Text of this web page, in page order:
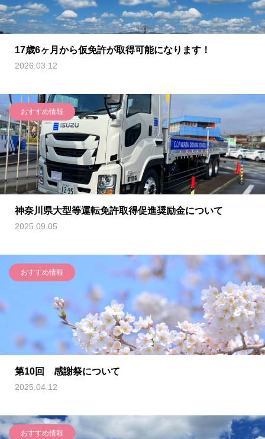
17歳6ヶ月から仮免許が取得可能になります！
2026.03.12
おすすめ情報
神奈川県大型等運転免許取得促進奨励金について
2025.09.05
おすすめ情報
第10回 感謝祭について
2025.04.12
おすすめ情報